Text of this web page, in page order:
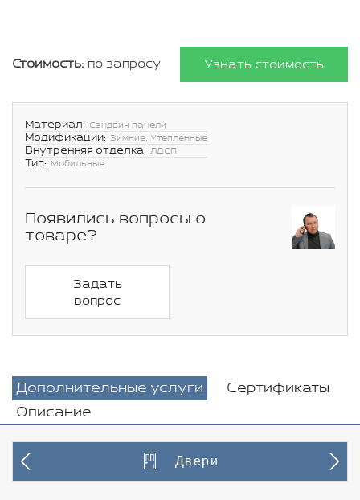
Стоимость: по запросу Узнать стоимость
Материал: Сэндвич панели
Модификации: Зимние, Утепленные
Внутренняя отделка: ЛДСП
Тип: Мобильные
Появились вопросы о
товаре?
Задать
вопрос
Дополнительные услуги
Сертификаты
Описание
Двери